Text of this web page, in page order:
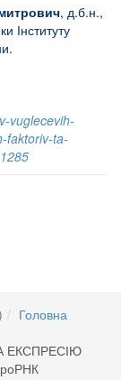
, д.б.н.,
Інституту
vuglecevih-
faktoriv-ta-
та функцій
Головна
ЕКСПРЕСІЮ